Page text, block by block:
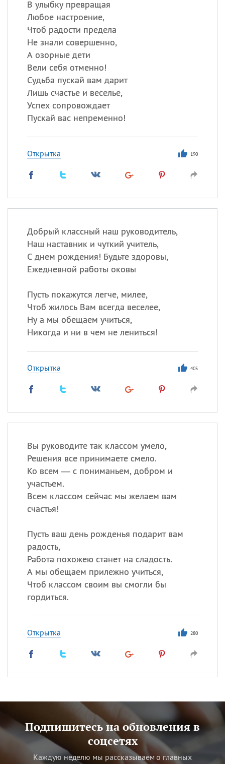
В улыбку превращая
Любое настроение,
Чтоб радости предела
Не знали совершенно,
А озорные дети
Вели себя отменно!
Судьба пускай вам дарит
Лишь счастье и веселье,
Успех сопровождает
Пускай вас непременно!
Открытка 190
Добрый классный наш руководитель,
Наш наставник и чуткий учитель,
С днем рождения! Будьте здоровы,
Ежедневной работы оковы
Пусть покажутся легче, милее,
Чтоб жилось Вам всегда веселее,
Ну а мы обещаем учиться,
Никогда и ни в чем не лениться!
Открытка 405
Вы руководите так классом умело,
Решения все принимаете смело.
Ко всем — с пониманьем, добром и
участьем.
Всем классом сейчас мы желаем вам
счастья!
Пусть ваш день рожденья подарит вам
радость,
Работа похожею станет на сладость.
А мы обещаем прилежно учиться,
Чтоб классом своим вы смогли бы
гордиться.
Открытка 280
Подпишитесь на обновления в
соцсетях
Каждую неделю мы рассказываем о главных